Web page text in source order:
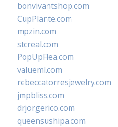
bonvivantshop.com
CupPlante.com
mpzin.com
stcreal.com
PopUpFlea.com
valueml.com
rebeccatorresjewelry.com
jmpbliss.com
drjorgerico.com
queensushipa.com